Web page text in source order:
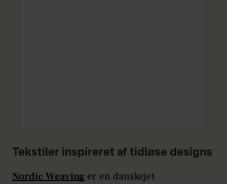
Tekstiler inspireret af tidløse designs
Nordic Weaving er en danskejet